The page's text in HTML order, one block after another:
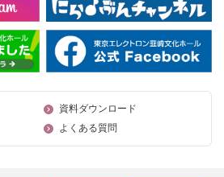
資料ダウンロード
よくある質問